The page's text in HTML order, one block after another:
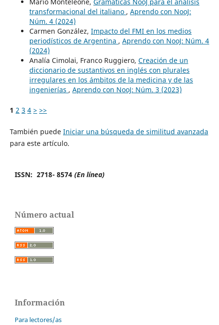
transformacional del italiano , Aprendo con NooJ:
Núm. 4 (2024)
Carmen González, Impacto del FMI en los medios
periodísticos de Argentina , Aprendo con NooJ: Núm. 4
(2024)
Analía Cimolai, Franco Ruggiero, Creación de un
diccionario de sustantivos en inglés con plurales
irregulares en los ámbitos de la medicina y de las
ingenierías , Aprendo con NooJ: Núm. 3 (2023)
1 2 3 4 > >>
También puede Iniciar una búsqueda de similitud avanzada
para este artículo.
ISSN: 2718- 8574 (En línea)
Número actual
Información
Para lectores/as